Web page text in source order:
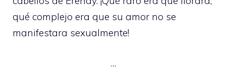
qué complejo era que su amor no se
manifestara sexualmente!
…